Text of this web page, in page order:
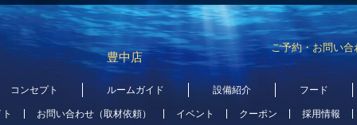
豊中店
ご予約・お問い合
コンセプト ルームガイド 設備紹介 フード
お問い合わせ（取材依頼） イベント クーポン 採用情報